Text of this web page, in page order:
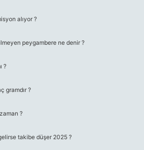
alıyor ?
peygambere ne denir ?
?
gramdır ?
?
takibe düşer 2025 ?